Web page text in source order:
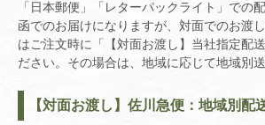
「日本郵便」「レターパックライト」での
函でのお届けになりますが、対面でのお渡
はご注文時に「【対面お渡し】当社指定配
ださい。その場合は、地域に応じて地域別
【対面お渡し】佐川急便：地域別配